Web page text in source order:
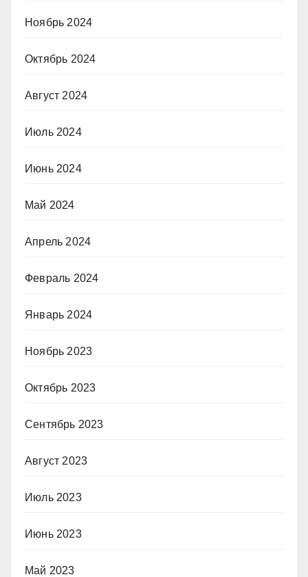
Ноябрь 2024
Октябрь 2024
Август 2024
Июль 2024
Июнь 2024
Май 2024
Апрель 2024
Февраль 2024
Январь 2024
Ноябрь 2023
Октябрь 2023
Сентябрь 2023
Август 2023
Июль 2023
Июнь 2023
Май 2023